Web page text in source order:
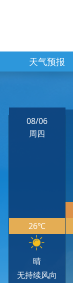
天气预报
08/06
周四
26℃
晴
无持续风向